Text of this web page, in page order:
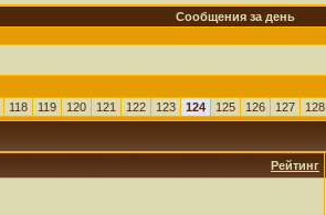
Сообщения за день
118 119 120 121 122 123 124 125 126 127 128
Рейтинг